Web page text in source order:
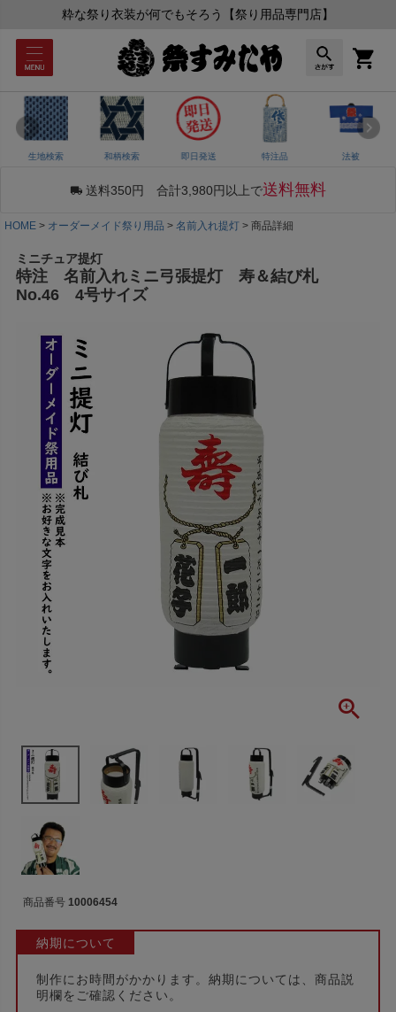
粋な祭り衣装が何でもそろう【祭り用品専門店】
生地検索 和柄検索 即日発送 特注品 法被
送料350円 合計3,980円以上で送料無料
HOME オーダーメイド祭り用品 名前入れ提灯 商品詳細
ミニチュア提灯
特注 名前入れミニ弓張提灯 寿＆結び札
No.46 4号サイズ
商品番号 10006454
納期について
制作にお時間がかかります。納期については、商品説
明欄をご確認ください。